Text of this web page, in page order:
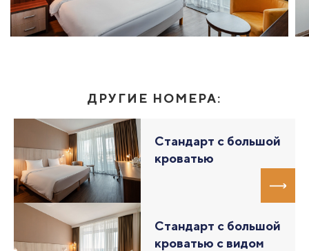
ДРУГИЕ НОМЕРА:
Стандарт с большой
кроватью
Стандарт с большой
кроватью с видом